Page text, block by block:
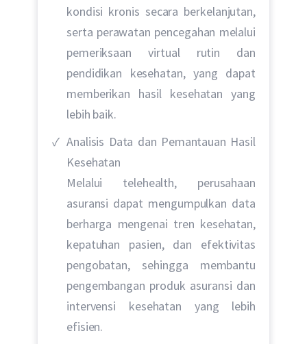
kondisi kronis secara berkelanjutan,
serta perawatan pencegahan melalui
pemeriksaan virtual rutin dan
pendidikan kesehatan, yang dapat
memberikan hasil kesehatan yang
lebih baik.
Analisis Data dan Pemantauan Hasil
Kesehatan
Melalui telehealth, perusahaan
asuransi dapat mengumpulkan data
berharga mengenai tren kesehatan,
kepatuhan pasien, dan efektivitas
pengobatan, sehingga membantu
pengembangan produk asuransi dan
intervensi kesehatan yang lebih
efisien.